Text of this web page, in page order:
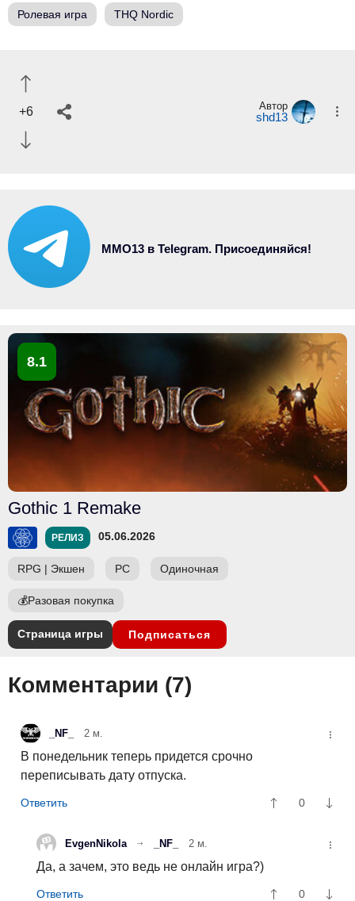
Ролевая игра THQ Nordic
+6 Автор
shd13
MMO13 в Telegram. Присоединяйся!
8.1
Gothic 1 Remake
РЕЛИЗ 05.06.2026
RPG | Экшен PC Одиночная
💰Разовая покупка
Страница игры Подписаться
Комментарии (7)
_NF_ 2 м.
В понедельник теперь придется срочно
переписывать дату отпуска.
0
EvgenNikola _NF_ 2 м.
Да, а зачем, это ведь не онлайн игра?)
0